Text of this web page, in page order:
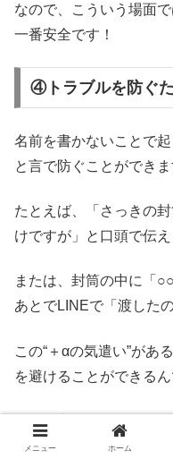
なので、こういう場面
一番安全です！
④トラブルを防ぐ
名前を書かないことで
と言で防ぐことができま
たとえば、「さっきの
けですが」と口頭で伝え
または、封筒の中に「
あとでLINEで「渡した
この“＋αの気遣い”があ
を避けることができるん
名前を書くかどうかだ
なんです。ぜひ意識し
メニュー ホーム